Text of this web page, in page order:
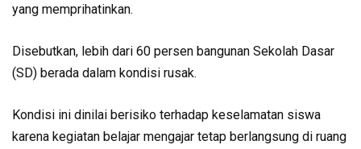
yang memprihatinkan.
Disebutkan, lebih dari 60 persen bangunan Sekolah Dasar
(SD) berada dalam kondisi rusak.
Kondisi ini dinilai berisiko terhadap keselamatan siswa
karena kegiatan belajar mengajar tetap berlangsung di ruang